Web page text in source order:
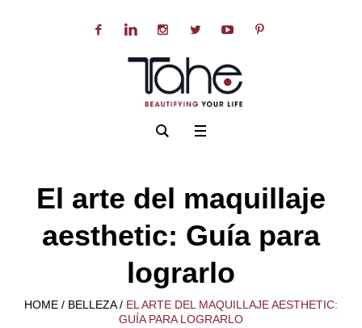
El arte del maquillaje
aesthetic: Guía para
lograrlo
HOME / BELLEZA / EL ARTE DEL MAQUILLAJE AESTHETIC:
GUÍA PARA LOGRARLO